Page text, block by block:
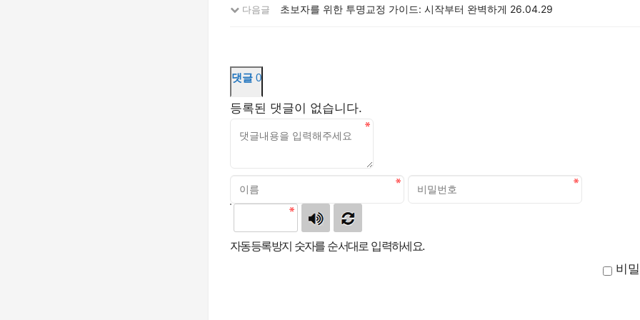
다음글 초보자를 위한 투명교정 가이드: 시작부터 완벽하게 26.04.29
댓글 0
등록된 댓글이 없습니다.
자동등록방지 숫자를 순서대로 입력하세요.
비